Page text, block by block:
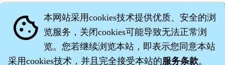
cookie 本网站采用cookies技术提供优质、安全的浏
览服务，关闭cookies可能导致无法正常浏
览。您若继续浏览本站，即表示您同意本站
采用cookies技术，并且完全接受本站的服务条款。